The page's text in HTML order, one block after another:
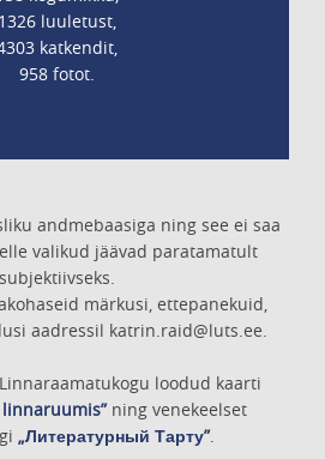
1326 luuletust,
katkendit,
958 fotot.
andmebaasiga ning see ei saa
valikud jäävad paratamatult
subjektiivseks.
märkusi, ettepanekuid,
aadressil katrin.raid@luts.ee.
loodud kaarti
ning venekeelset
„Литературный Тарту”.